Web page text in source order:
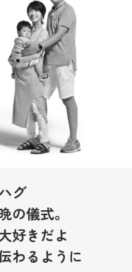
グ
の儀式。
好きだよ
わるように